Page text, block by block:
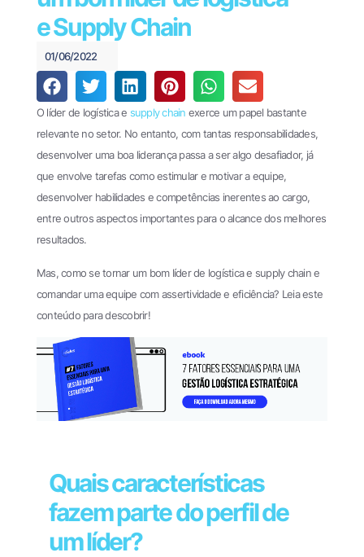
Pagamentos
PagPlan
Documentos
Oobj
File
Transfer
EDI
EDI
Business
440
0123
e Supply Chain
01/06/2022
O líder de logística e supply chain exerce um papel bastante
relevante no setor. No entanto, com tantas responsabilidades,
desenvolver uma boa liderança passa a ser algo desafiador, já
que envolve tarefas como estimular e motivar a equipe,
desenvolver habilidades e competências inerentes ao cargo,
entre outros aspectos importantes para o alcance dos melhores
resultados.
Mas, como se tornar um bom líder de logística e supply chain e
comandar uma equipe com assertividade e eficiência? Leia este
conteúdo para descobrir!
Quais características
fazem parte do perfil de
um líder?